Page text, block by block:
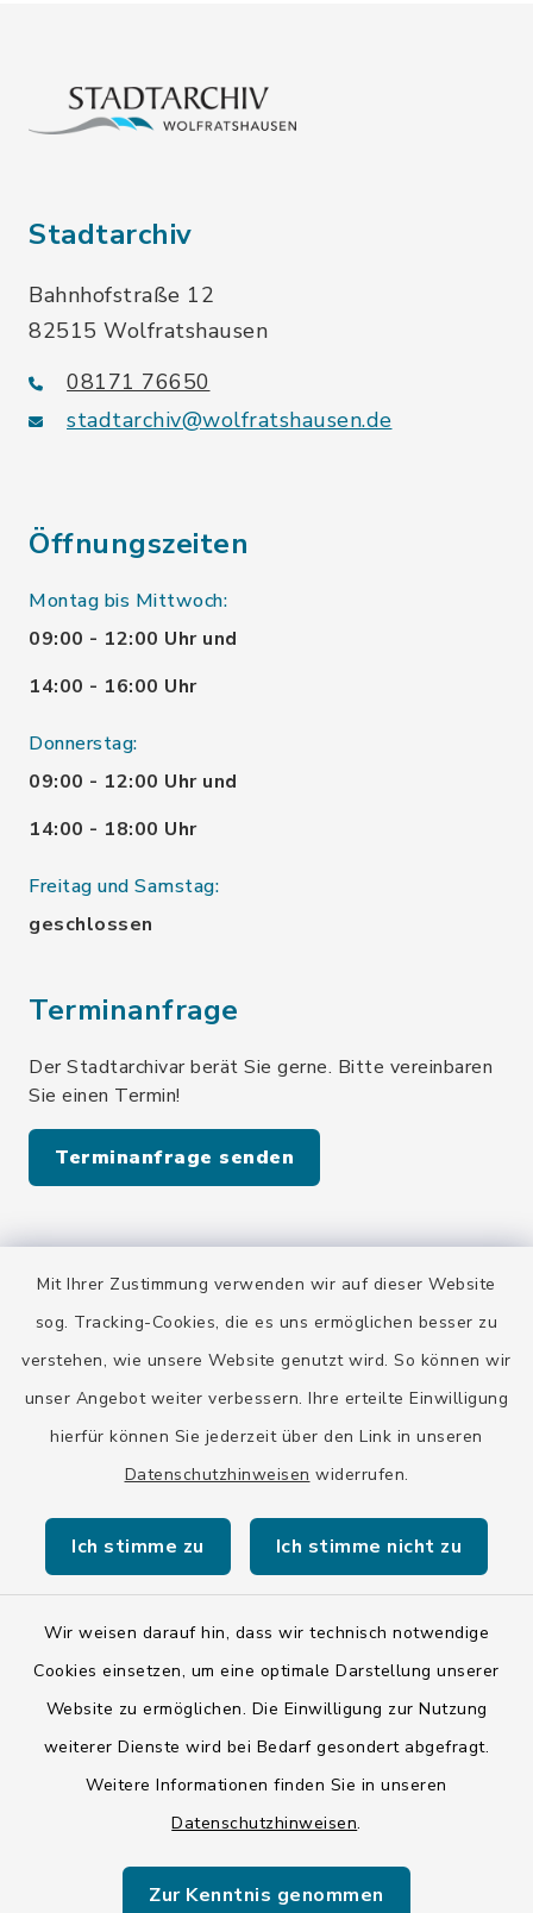
Mit Ihrer Zustimmung verwenden wir auf dieser Website
sog. Tracking-Cookies, die es uns ermöglichen besser zu
verstehen, wie unsere Website genutzt wird. So können wir
unser Angebot weiter verbessern. Ihre erteilte Einwilligung
hierfür können Sie jederzeit über den Link in unseren
Datenschutzhinweisen widerrufen.
Ich stimme zu Ich stimme nicht zu
Wir weisen darauf hin, dass wir technisch notwendige
Cookies einsetzen, um eine optimale Darstellung unserer
Website zu ermöglichen. Die Einwilligung zur Nutzung
weiterer Dienste wird bei Bedarf gesondert abgefragt.
Weitere Informationen finden Sie in unseren
Datenschutzhinweisen.
Zur Kenntnis genommen
Stadtarchiv
Bahnhofstraße 12
82515 Wolfratshausen
08171 76650
stadtarchiv@wolfratshausen.de
Öffnungszeiten
Montag bis Mittwoch:
09:00 - 12:00 Uhr und
14:00 - 16:00 Uhr
Donnerstag:
09:00 - 12:00 Uhr und
14:00 - 18:00 Uhr
Freitag und Samstag:
geschlossen
Terminanfrage
Der Stadtarchivar berät Sie gerne. Bitte vereinbaren
Sie einen Termin!
Terminanfrage senden
Quicklinks
Stadt Wolfratshausen
Kontakt
Barrierefreiheit
Impressum
ISIS 12
Sitemap
Cookie-Einstellungen